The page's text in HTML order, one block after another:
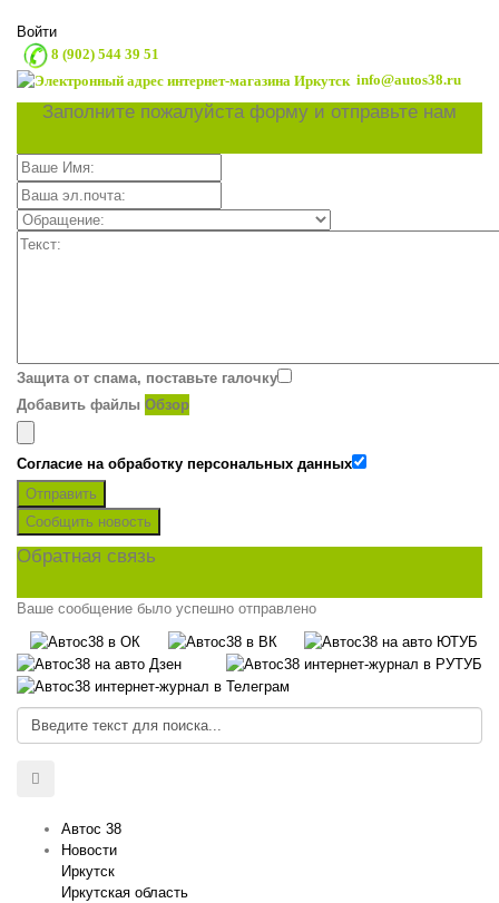
Войти
8 (902) 544 39 51
info@autos38.ru
Заполните пожалуйста форму и отправьте нам
Защита от спама, поставьте галочку
Добавить файлы Обзор
Согласие на обработку персональных данных
Отправить
Сообщить новость
Обратная связь
Ваше сообщение было успешно отправлено
Автос 38
Новости
Иркутск
Иркутская область